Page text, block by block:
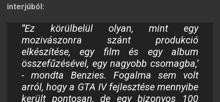
interjúból:
"Ez körülbelül olyan, mint egy
mozivászonra szánt produkció
elkészítése, egy film és egy album
összefűzésével, egy nagyobb csomagba,’
- mondta Benzies. Fogalma sem volt
arról, hogy a GTA IV fejlesztése mennyibe
került pontosan, de egy bizonyos 100